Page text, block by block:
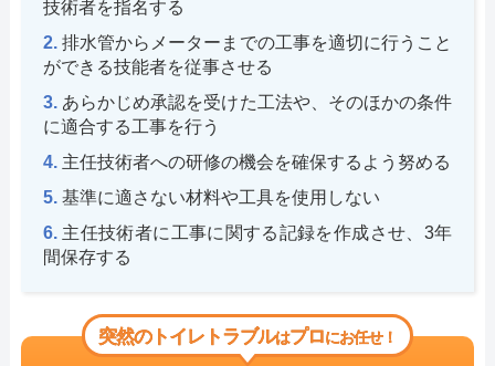
技術者を指名する
排水管からメーターまでの工事を適切に行うこと
ができる技能者を従事させる
あらかじめ承認を受けた工法や、そのほかの条件
に適合する工事を行う
主任技術者への研修の機会を確保するよう努める
基準に適さない材料や工具を使用しない
主任技術者に工事に関する記録を作成させ、3年
間保存する
突然のトイレトラブルはプロにお任せ！